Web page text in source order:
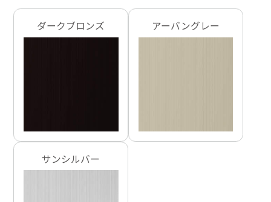
ダークブロンズ アーバングレー
サンシルバー